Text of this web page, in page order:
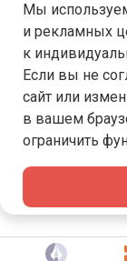
подрамнике
В
1
Мы
и рекламных
к
Если вы не
сайт или
в вашем
ограничить